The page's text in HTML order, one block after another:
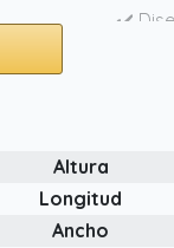
✔️
de
Altura
Longitud
Ancho